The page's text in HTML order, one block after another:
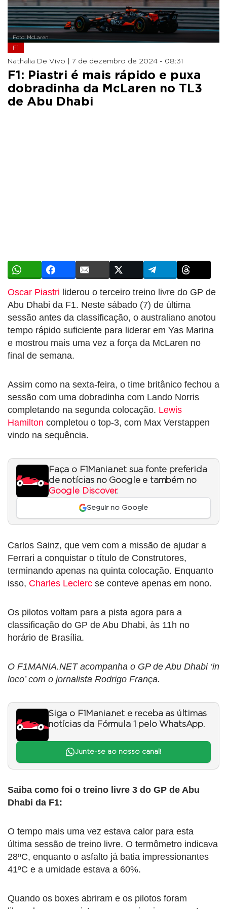
Foto: McLaren
F1
Nathalia De Vivo | 7 de dezembro de 2024 - 08:31
F1: Piastri é mais rápido e puxa
dobradinha da McLaren no TL3
de Abu Dhabi
Oscar Piastri liderou o terceiro treino livre do GP de
Abu Dhabi da F1. Neste sábado (7) de última
sessão antes da classificação, o australiano anotou
tempo rápido suficiente para liderar em Yas Marina
e mostrou mais uma vez a força da McLaren no
final de semana.
Assim como na sexta-feira, o time britânico fechou a
sessão com uma dobradinha com Lando Norris
completando na segunda colocação. Lewis
Hamilton completou o top-3, com Max Verstappen
vindo na sequência.
Faça o F1Mania.net sua fonte preferida
de notícias no Google e também no
Google Discover.
Seguir no Google
Carlos Sainz, que vem com a missão de ajudar a
Ferrari a conquistar o título de Construtores,
terminando apenas na quinta colocação. Enquanto
isso, Charles Leclerc se conteve apenas em nono.
Os pilotos voltam para a pista agora para a
classificação do GP de Abu Dhabi, às 11h no
horário de Brasília.
O F1MANIA.NET acompanha o GP de Abu Dhabi ‘in
loco’ com o jornalista Rodrigo França.
Siga o F1Mania.net e receba as últimas
notícias da Fórmula 1 pelo WhatsApp.
Junte-se ao nosso canal!
Saiba como foi o treino livre 3 do GP de Abu
Dhabi da F1:
O tempo mais uma vez estava calor para esta
última sessão de treino livre. O termômetro indicava
28ºC, enquanto o asfalto já batia impressionantes
41ºC e a umidade estava a 60%.
Quando os boxes abriram e os pilotos foram